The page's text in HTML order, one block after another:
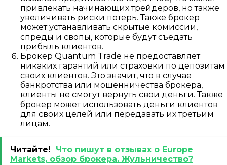
привлекать начинающих трейдеров, но также
увеличивать риски потерь. Также брокер
может устанавливать скрытые комиссии,
спреды и свопы, которые будут съедать
прибыль клиентов.
Брокер Quantum Trade не предоставляет
никаких гарантий или страховки по депозитам
своих клиентов. Это значит, что в случае
банкротства или мошенничества брокера,
клиенты не смогут вернуть свои деньги. Также
брокер может использовать деньги клиентов
для своих целей или передавать их третьим
лицам.
Читайте!
Что пишут в отзывах о Europe
Markets, обзор брокера. Жульничество?